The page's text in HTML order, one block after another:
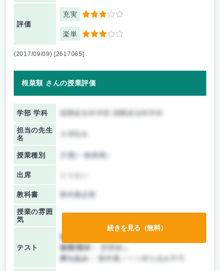
評価
充実 3
楽単 3
(2017/09/09) [2617065]
根菜類 さんの授業評価
学部 学科 国際総合科学部 国際総合科学科
担当の先生
名
授業種別 共通(一般教養)
出席
教科書 教科書必要
授業の雰囲
気
テスト
前期/中間：
後期/期末：
授業無し
持ち込み：
教科書ノート持ち込み不可
続きを見る（無料）